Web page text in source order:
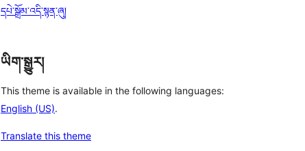
དཔེ་སྒྲོམ་འདི་སྙན་ཞུ།
ཡིག་སྒྱུར།
This theme is available in the following languages:
English (US).
Translate this theme